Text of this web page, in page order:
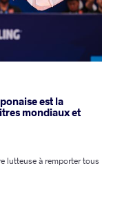
est la
mondiaux et
lutteuse à remporter tous